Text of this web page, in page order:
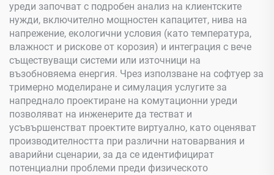
уреди започват с подробен анализ на клиентските
нужди, включително мощностен капацитет, нива на
напрежение, екологични условия (като температура,
влажност и рискове от корозия) и интеграция с вече
съществуващи системи или източници на
възобновяема енергия. Чрез използване на софтуер за
тримерно моделиране и симулация услугите за
напреднало проектиране на комутационни уреди
позволяват на инженерите да тестват и
усъвършенстват проектите виртуално, като оценяват
производителността при различни натоварвания и
аварийни сценарии, за да се идентифицират
потенциални проблеми преди физическото